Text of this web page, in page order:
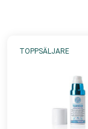
TOPPSÄLJARE